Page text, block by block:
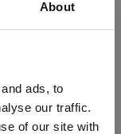
About
ads, to
our traffic.
of our site with